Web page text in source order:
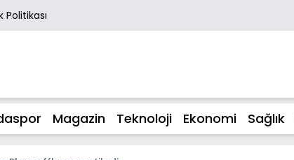
Politikası
Magazin Teknoloji Ekonomi Sağlık